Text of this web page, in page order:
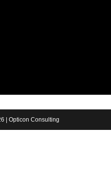
| Opticon Consulting